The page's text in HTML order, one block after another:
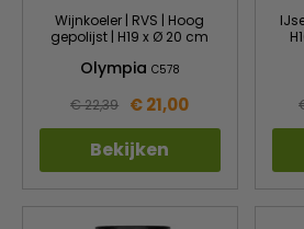
Wijnkoeler | RVS | Hoog
gepolijst | H19 x Ø 20 cm
Olympia C578
€ 22,39 € 21,00
Bekijken